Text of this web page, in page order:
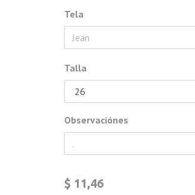
Tela
Talla
Observaciónes
$ 11,46